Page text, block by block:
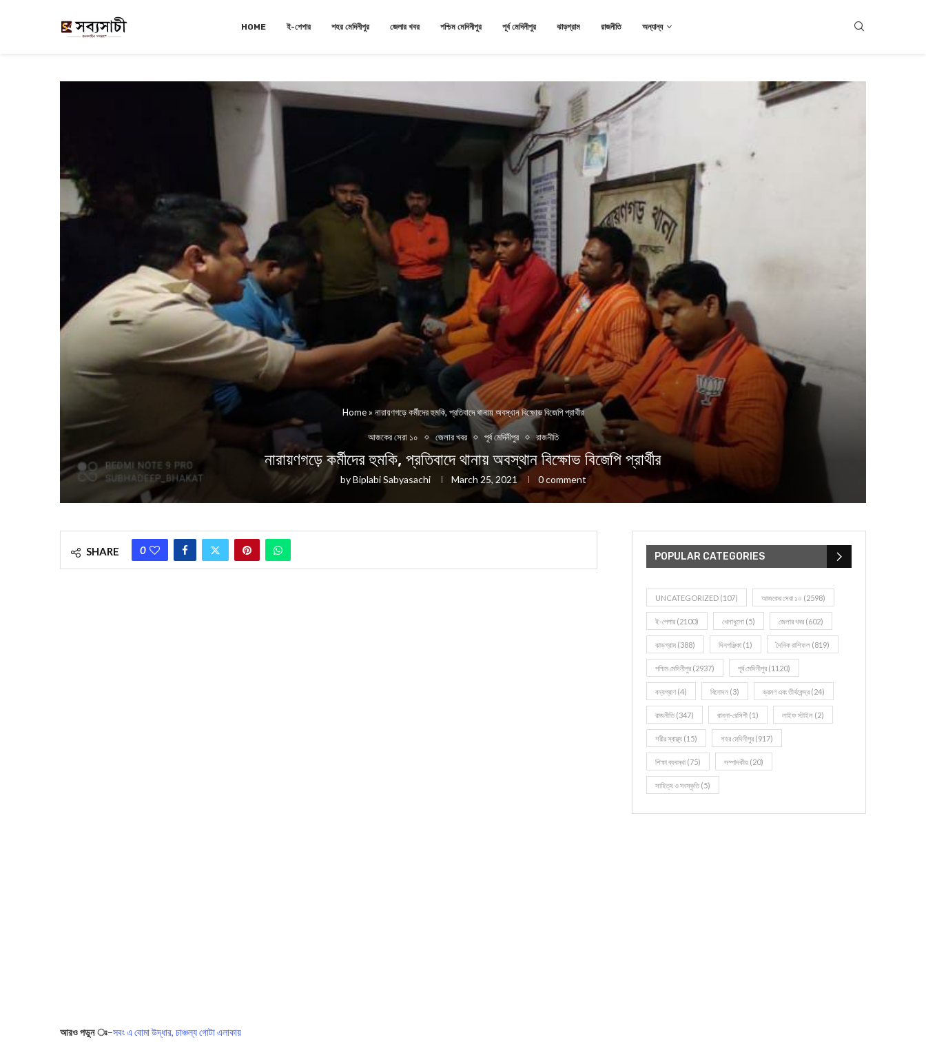
HOME ই-পেপার শহর মেদিনীপুর জেলার খবর পশ্চিম মেদিনীপুর পূর্ব মেদিনীপুর ঝাড়গ্রাম রাজনীতি অন্যান্য
Home » নারায়ণগড়ে কর্মীদের হুমকি, প্রতিবাদে থানায় অবস্থান বিক্ষোভ বিজেপি প্রার্থীর
আজকের সেরা ১০ জেলার খবর পূর্ব মেদিনীপুর রাজনীতি
নারায়ণগড়ে কর্মীদের হুমকি, প্রতিবাদে থানায় অবস্থান বিক্ষোভ বিজেপি প্রার্থীর
byBiplabi Sabyasachi March 25, 2021 0 comment
SHARE 0
আরও পড়ুন ঃ–সবং এ বোমা উদ্ধার, চাঞ্চল্য গোটা এলাকায়
POPULAR CATEGORIES
UNCATEGORIZED (107) আজকের সেরা ১০ (2598)
ই-পেপার (2100) খেলাধূলো (5) জেলার খবর (602)
ঝাড়গ্রাম (388) দিনপঞ্জিকা (1) দৈনিক রাশিফল (819)
পশ্চিম মেদিনীপুর (2937) পূর্ব মেদিনীপুর (1120)
বন্যপ্রাণ (4) বিনোদন (3) ভ্রমণ এবং তীর্থকেন্দ্র (24)
রাজনীতি(347) রান্না-রেসিপী (1) লাইফ স্টাইল (2)
শরীর স্বাস্থ্য (15) শহর মেদিনীপুর (917)
শিক্ষা ব্যবস্থা (75) সম্পাদকীয় (20)
সাহিত্য ও সংস্কৃতি(5)